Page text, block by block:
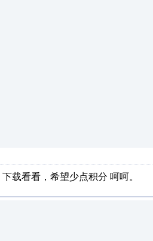
载看看，希望少点积分 呵呵。